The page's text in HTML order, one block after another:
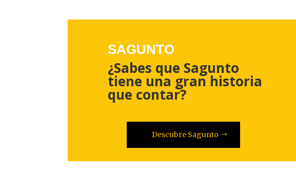
SAGUNTO
¿Sabes que Sagunto
tiene una gran historia
que contar?
Descubre Sagunto